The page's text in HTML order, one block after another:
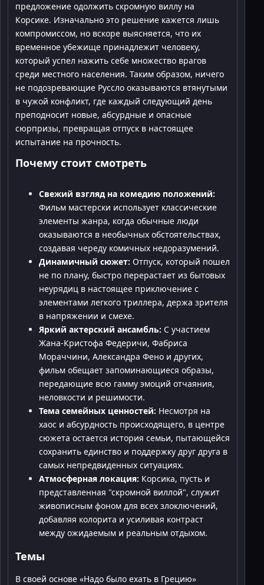
предложение одолжить скромную виллу на
Корсике. Изначально это решение кажется лишь
компромиссом, но вскоре выясняется, что их
временное убежище принадлежит человеку,
который успел нажить себе множество врагов
среди местного населения. Таким образом, ничего
не подозревающие Руссло оказываются втянутыми
в чужой конфликт, где каждый следующий день
преподносит новые, абсурдные и опасные
сюрпризы, превращая отпуск в настоящее
испытание на прочность.
Почему стоит смотреть
Свежий взгляд на комедию положений:
Фильм мастерски использует классические
элементы жанра, когда обычные люди
оказываются в необычных обстоятельствах,
создавая череду комичных недоразумений.
Динамичный сюжет: Отпуск, который пошел
не по плану, быстро перерастает из бытовых
неурядиц в настоящее приключение с
элементами легкого триллера, держа зрителя
в напряжении и смехе.
Яркий актерский ансамбль: С участием
Жана-Кристофа Федеричи, Фабриса
Мораччини, Александра Фено и других,
фильм обещает запоминающиеся образы,
передающие всю гамму эмоций отчаяния,
неловкости и решимости.
Тема семейных ценностей: Несмотря на
хаос и абсурдность происходящего, в центре
сюжета остается история семьи, пытающейся
сохранить единство и поддержку друг друга в
самых непредвиденных ситуациях.
Атмосферная локация: Корсика, пусть и
представленная "скромной виллой", служит
живописным фоном для всех злоключений,
добавляя колорита и усиливая контраст
между ожидаемым и реальным отдыхом.
Темы
В своей основе «Надо было ехать в Грецию»